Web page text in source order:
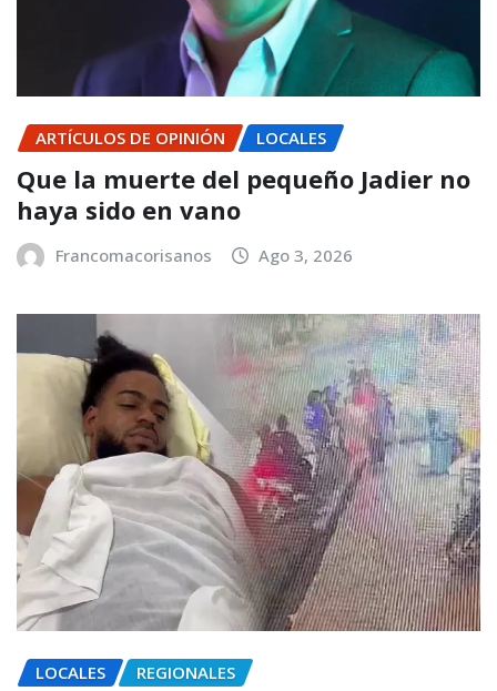
ARTÍCULOS DE OPINIÓN LOCALES
Que la muerte del pequeño Jadier no
haya sido en vano
Francomacorisanos Ago 3, 2026
LOCALES REGIONALES